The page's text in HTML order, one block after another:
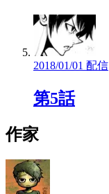
2018/01/01 配信
第5話
作家